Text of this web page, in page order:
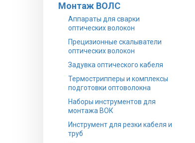
Монтаж ВОЛС
Аппараты для сварки
оптических волокон
Прецизионные скалыватели
оптических волокон
Задувка оптического кабеля
Термострипперы и комплексы
подготовки оптоволокна
Наборы инструментов для
монтажа ВОК
Инструмент для резки кабеля и
труб